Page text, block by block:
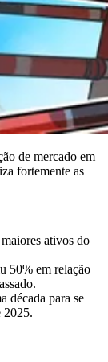
de mercado em
fortemente as
ativos do
50% em relação
década para se
2025.